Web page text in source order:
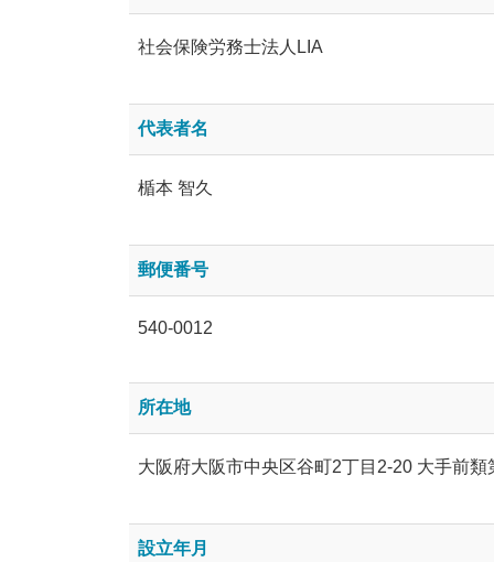
社会保険労務士法人LIA
代表者名
楯本 智久
郵便番号
540-0012
所在地
大阪府大阪市中央区谷町2丁目2-20 大手前類
設立年月